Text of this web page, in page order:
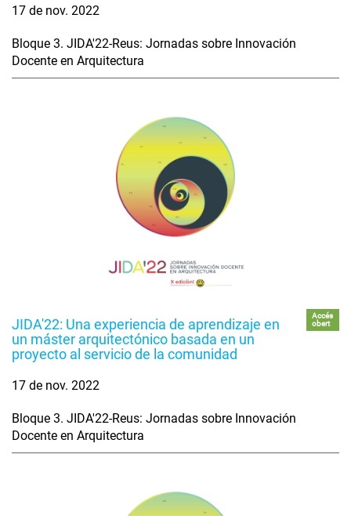
17 de nov. 2022
Bloque 3. JIDA'22-Reus: Jornadas sobre Innovación
Docente en Arquitectura
JIDA'22: Una experiencia de aprendizaje en
un máster arquitectónico basada en un
proyecto al servicio de la comunidad
Accés
obert
17 de nov. 2022
Bloque 3. JIDA'22-Reus: Jornadas sobre Innovación
Docente en Arquitectura